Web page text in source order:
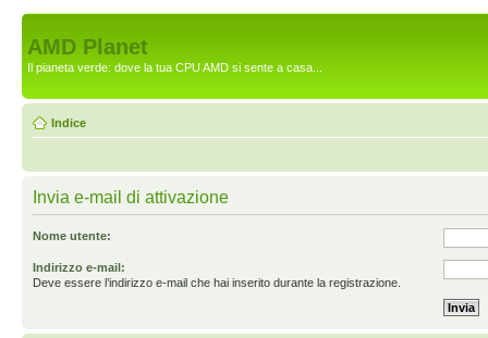
AMD Planet
Il pianeta verde: dove la tua CPU AMD si sente a casa...
Indice
Invia e-mail di attivazione
Nome utente:
Indirizzo e-mail:
Deve essere l’indirizzo e-mail che hai inserito durante la registrazione.